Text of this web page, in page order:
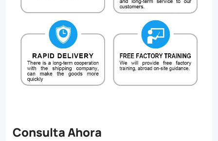
Consulta Ahora